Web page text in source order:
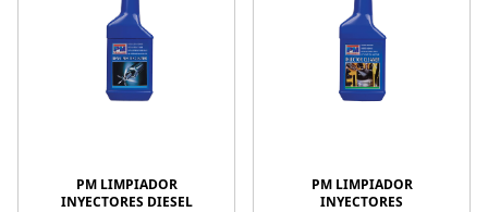
PM LIMPIADOR
INYECTORES DIESEL
PM LIMPIADOR
INYECTORES